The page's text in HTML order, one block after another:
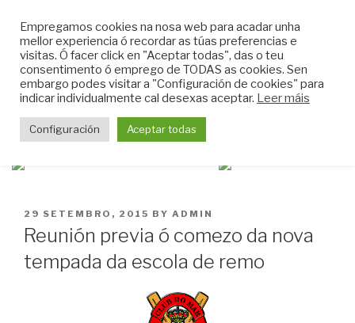
content
CLUB DO MAR DE
MUGARDOS
Web do Club do Mar de Mugardos
POSTED
ON
29 SETEMBRO, 2015 BY ADMIN
Reunión previa ó comezo da nova
tempada da escola de remo
Empregamos cookies na nosa web para acadar unha
mellor experiencia ó recordar as túas preferencias e
visitas. Ó facer click en "Aceptar todas", das o teu
consentimento ó emprego de TODAS as cookies. Sen
embargo podes visitar a "Configuración de cookies" para
indicar individualmente cal desexas aceptar. Leer máis
Configuración Aceptar todas